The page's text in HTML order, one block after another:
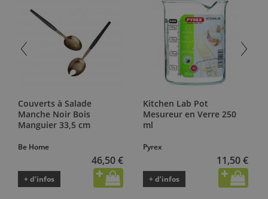
Couverts à Salade
Manche Noir Bois
Manguier 33,5 cm
Be Home
46,50 €
+ d’infos
Kitchen Lab Pot
Mesureur en Verre 250
ml
Pyrex
11,50 €
+ d’infos